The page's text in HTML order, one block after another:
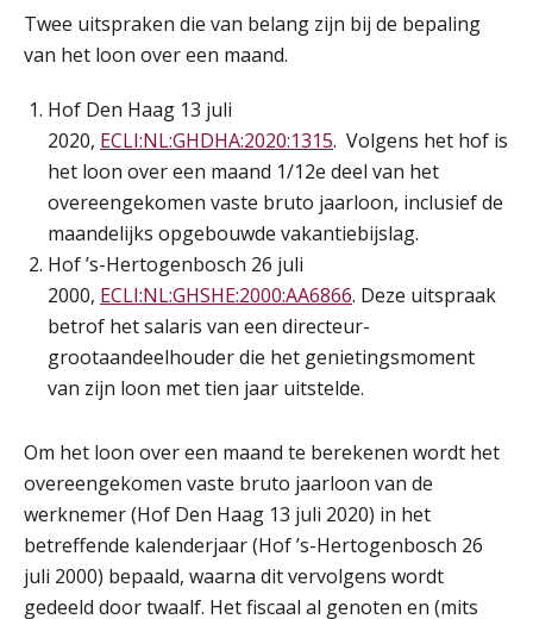
Twee uitspraken die van belang zijn bij de bepaling
van het loon over een maand.
Hof Den Haag 13 juli
2020, ECLI:NL:GHDHA:2020:1315. Volgens het hof is
het loon over een maand 1/12e deel van het
overeengekomen vaste bruto jaarloon, inclusief de
maandelijks opgebouwde vakantiebijslag.
Hof ’s-Hertogenbosch 26 juli
2000, ECLI:NL:GHSHE:2000:AA6866. Deze uitspraak
betrof het salaris van een directeur-
grootaandeelhouder die het genietingsmoment
van zijn loon met tien jaar uitstelde.
Om het loon over een maand te berekenen wordt het
overeengekomen vaste bruto jaarloon van de
werknemer (Hof Den Haag 13 juli 2020) in het
betreffende kalenderjaar (Hof ’s-Hertogenbosch 26
juli 2000) bepaald, waarna dit vervolgens wordt
gedeeld door twaalf. Het fiscaal al genoten en (mits
11
AUG
Practical Diploma in Payroll Administration (PDL®)
Markus Verbeek Praehep
AUG
Markus Verbeek Praehep
AUG
Module Arbeidsrecht en Sociale Zekerheid VPS
Markus Verbeek Praehep
20
AUG
Module Loonheffingen PDL
Markus Verbeek Praehep
Module Loonheffingen VPS
24
AUG
MOCuitgevers
25